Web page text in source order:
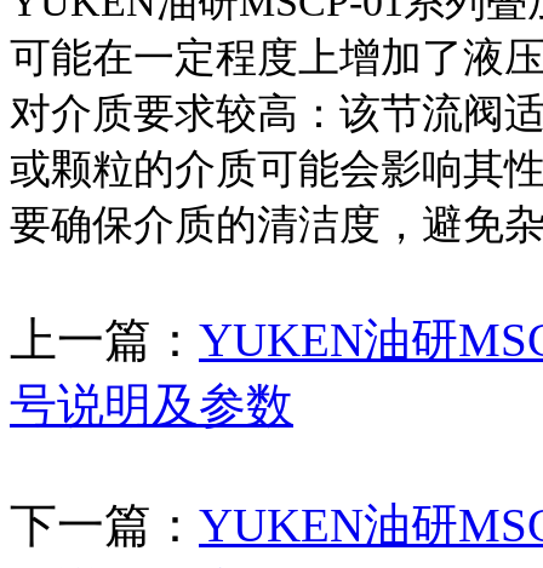
可能在一定程度上增加了液
对介质要求较高：该节流阀
或颗粒的介质可能会影响其
要确保介质的清洁度，避免
上一篇： YUKEN油研
号说明及参数
下一篇： YUKEN油研